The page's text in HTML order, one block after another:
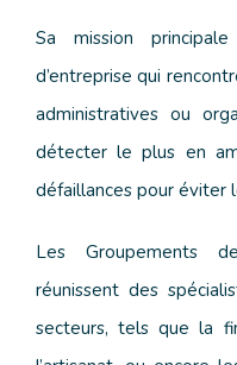
Sa mission
d’entreprise qui
administratives ou
détecter le plus en
défaillances pour éviter
Les Groupements
réunissent des
secteurs, tels que la